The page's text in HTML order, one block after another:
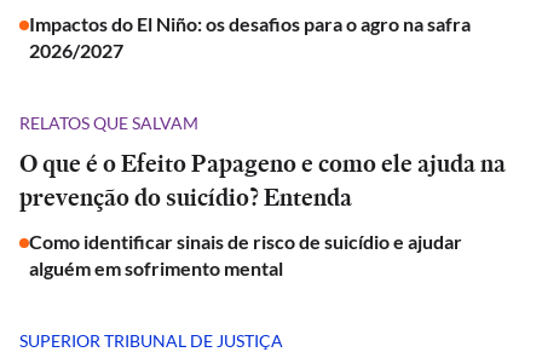
Impactos do El Niño: os desafios para o agro na safra
2026/2027
RELATOS QUE SALVAM
O que é o Efeito Papageno e como ele ajuda na
prevenção do suicídio? Entenda
Como identificar sinais de risco de suicídio e ajudar
alguém em sofrimento mental
SUPERIOR TRIBUNAL DE JUSTIÇA